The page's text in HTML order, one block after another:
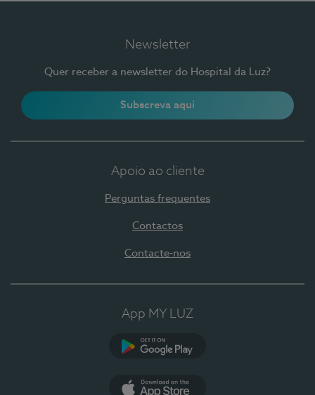
Newsletter
Quer receber a newsletter do Hospital da Luz?
Subscreva aqui
Apoio ao cliente
Perguntas frequentes
Contactos
Contacte-nos
App MY LUZ